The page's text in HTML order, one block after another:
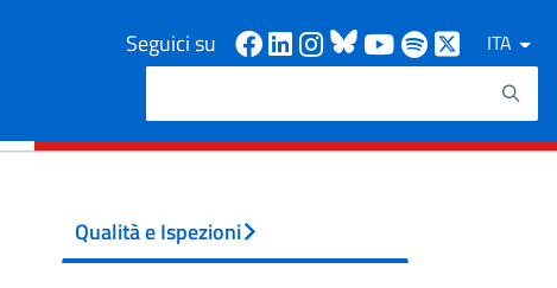
Seguici su Facebook
Linkedin
Instagram
Bluesky
Youtube
Spotify
ITA
Cerca
Qualità e Ispezioni